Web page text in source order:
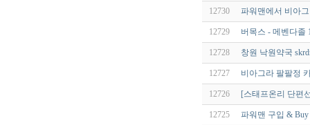
12730 파워맨에서 비아
12729 버목스 - 메벤다졸
12728 창원 낙원약국
12727 비아그라 팔팔정
12726 [스태프온리 단편
12725 파워맨 구입 & Buy